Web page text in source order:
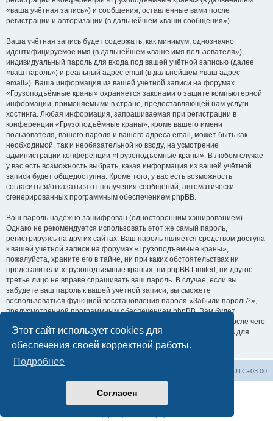
Этот сайт использует cookies для
обеспечения своей корректной работы.
Подробнее
Согласен
«ваша учётная запись») и сообщения, оставленные вами после
регистрации и авторизации (в дальнейшем «ваши сообщения»).
Ваша учётная запись будет содержать, как минимум, однозначно
идентифицируемое имя (в дальнейшем «ваше имя пользователя»),
индивидуальный пароль для входа под вашей учётной записью (далее
«ваш пароль») и реальный адрес email (в дальнейшем «ваш адрес
email»). Ваша информация из вашей учётной записи на форумах
«Грузоподъёмные краны» охраняется законами о защите компьютерной
информации, применяемыми в стране, предоставляющей нам услуги
хостинга. Любая информация, запрашиваемая при регистрации в
конференции «Грузоподъёмные краны», кроме вашего имени
пользователя, вашего пароля и вашего адреса email, может быть как
необходимой, так и необязательной ко вводу, на усмотрение
администрации конференции «Грузоподъёмные краны». В любом случае
у вас есть возможность выбрать, какая информация из вашей учётной
записи будет общедоступна. Кроме того, у вас есть возможность
согласиться/отказаться от получения сообщений, автоматически
сгенерированных программным обеспечением phpBB.
Ваш пароль надёжно зашифрован (односторонним хэшированием).
Однако не рекомендуется использовать этот же самый пароль,
регистрируясь на других сайтах. Ваш пароль является средством доступа
к вашей учётной записи на форумах «Грузоподъёмные краны»,
пожалуйста, храните его в тайне, ни при каких обстоятельствах ни
представители «Грузоподъёмные краны», ни phpBB Limited, ни другое
третье лицо не вправе спрашивать ваш пароль. В случае, если вы
забудете ваш пароль к вашей учётной записи, вы сможете
воспользоваться функцией восстановления пароля «Забыли пароль?»,
предусмотренной программным обеспечением phpBB. Вам будет
необходимо ввести ваше имя пользователя и ваш адрес email, после чего
программное обеспечение phpBB сгенерирует вам новый пароль для
вашей учётной записи.
UTC+03:00
Создано на основеphpBB® Forum Software © phpBB Limited
Русская поддержка phpBB